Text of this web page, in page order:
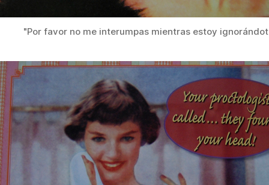
"Por favor no me interumpas mientras estoy